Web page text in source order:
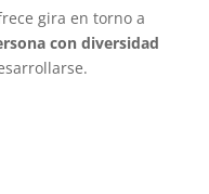
gira en torno a
con diversidad